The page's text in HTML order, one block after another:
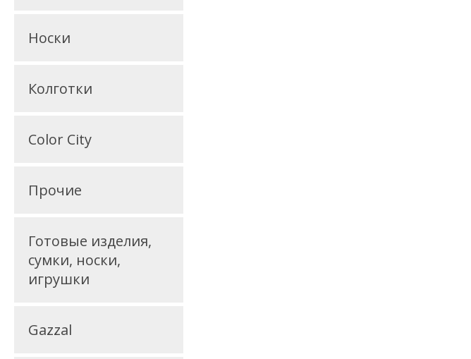
Носки
Колготки
Color City
Прочие
Готовые изделия,
сумки, носки,
игрушки
Gazzal